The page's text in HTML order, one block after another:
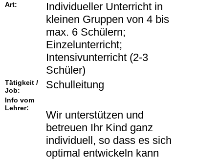
Art:
Individueller Unterricht in
kleinen Gruppen von 4 bis
max. 6 Schülern;
Einzelunterricht;
Intensivunterricht (2-3
Schüler)
Tätigkeit /
Job:
Schulleitung
Info vom
Lehrer:
Wir unterstützen und
betreuen Ihr Kind ganz
individuell, so dass es sich
optimal entwickeln kann